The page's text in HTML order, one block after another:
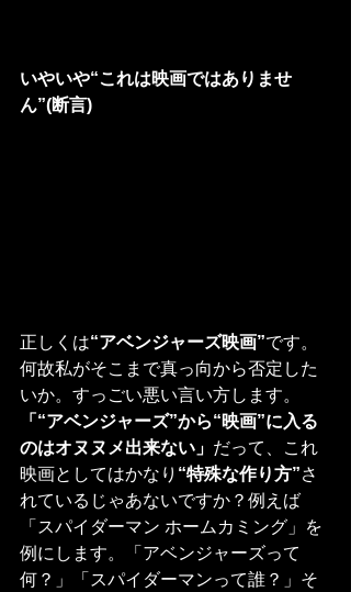
いやいや“これは映画ではありませ
ん”(断言)
正しくは“アベンジャーズ映画”です。
何故私がそこまで真っ向から否定した
いか。すっごい悪い言い方します。
「“アベンジャーズ”から“映画”に入る
のはオヌヌメ出来ない」 だって、これ
映画としてはかなり “特殊な作り方”さ
れているじゃあないですか？例えば
「スパイダーマン ホームカミング」を
例にします。「アベンジャーズって
何？」「スパイダーマンって誰？」そ